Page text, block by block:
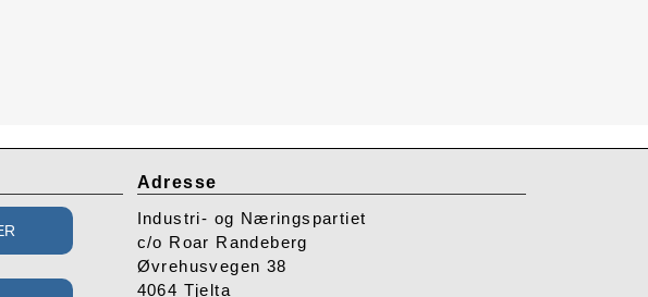
Adresse
Industri- og Næringspartiet
c/o Roar Randeberg
Øvrehusvegen 38
4064 Tjelta